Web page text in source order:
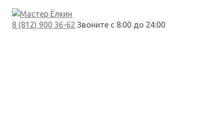
8 (812) 900 36-62 Звоните с 8:00 до 24:00